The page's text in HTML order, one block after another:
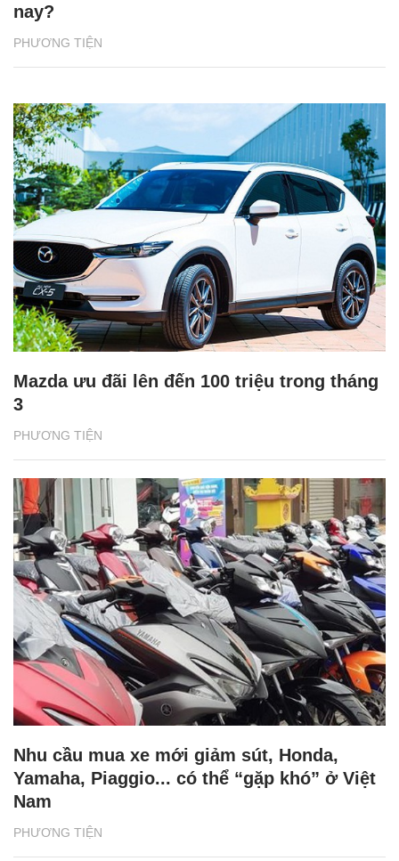
PHƯƠNG TIỆN
nay?
PHƯƠNG TIỆN
Mazda ưu đãi lên đến 100 triệu trong tháng
3
PHƯƠNG TIỆN
Nhu cầu mua xe mới giảm sút, Honda,
Yamaha, Piaggio... có thể “gặp khó” ở Việt
Nam